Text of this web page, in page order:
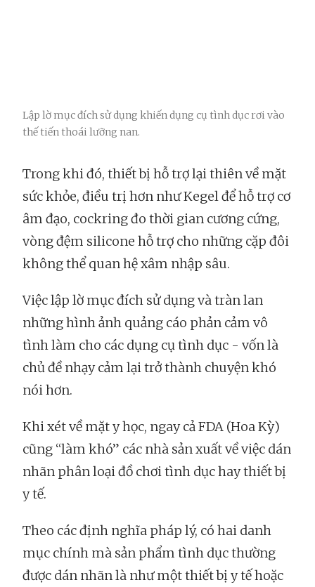
Lập lờ mục đích sử dụng khiến dụng cụ tình dục rơi vào
thế tiến thoái lưỡng nan.
Trong khi đó, thiết bị hỗ trợ lại thiên về mặt
sức khỏe, điều trị hơn như Kegel để hỗ trợ cơ
âm đạo, cockring đo thời gian cương cứng,
vòng đệm silicone hỗ trợ cho những cặp đôi
không thể quan hệ xâm nhập sâu.
Việclập lờ mục đích sử dụng và tràn lan
những hình ảnh quảng cáo phản cảm vô
tình làm cho các dụng cụ tình dục - vốn là
chủ đề nhạy cảm lại trở thành chuyện khó
nói hơn.
Khi xét về mặt y học, ngay cả FDA (Hoa Kỳ)
cũng “làm khó” các nhà sản xuất về việc dán
nhãn phân loại đồ chơi tình dục hay thiết bị
y tế.
Theo các định nghĩa pháp lý, có hai danh
mục chính mà sản phẩm tình dục thường
được dán nhãn là như mộtthiết bị y tế hoặc